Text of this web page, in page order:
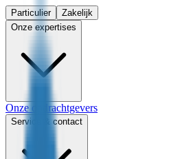
Particulier
Zakelijk
Onze expertises
Onze opdrachtgevers
Service & contact